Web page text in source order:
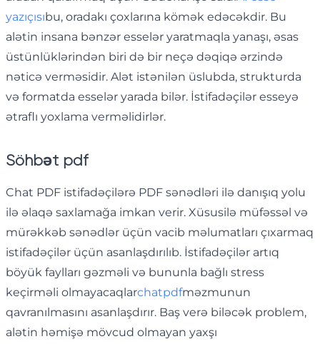
yazıçısıbu, oradakı çoxlarına kömək edəcəkdir. Bu
alətin insana bənzər esselər yaratmaqla yanaşı, əsas
üstünlüklərindən biri də bir neçə dəqiqə ərzində
nəticə verməsidir. Alət istənilən üslubda, strukturda
və formatda esselər yarada bilər. İstifadəçilər esseyə
ətraflı yoxlama verməlidirlər.
Söhbət pdf
Chat PDF istifadəçilərə PDF sənədləri ilə danışıq yolu
ilə əlaqə saxlamağa imkan verir. Xüsusilə müfəssəl və
mürəkkəb sənədlər üçün vacib məlumatları çıxarmaq
istifadəçilər üçün asanlaşdırılıb. İstifadəçilər artıq
böyük faylları gəzməli və bununla bağlı stress
keçirməli olmayacaqlarchatpdfməzmunun
qavranılmasını asanlaşdırır. Baş verə biləcək problem,
alətin həmişə mövcud olmayan yaxşı